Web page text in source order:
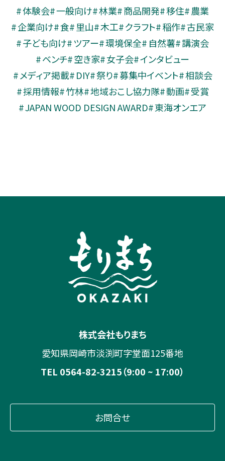
体験会 一般向け 林業 商品開発 移住
農業
企業向け 食 里山 木工 クラフト 稲作 古民家
子ども向け
ツアー 環境保全 自然薯 講演会
ベンチ 空き家 女子会 インタビュー
メディア掲載 DIY 祭り 募集中イベント 相談会
採用情報 竹林 地域おこし協力隊 動画 受賞
JAPAN WOOD DESIGN AWARD 東海オンエア
株式会社もりまち
愛知県岡崎市淡渕町字堂面125番地
TEL 0564-82-3215（9:00 ~ 17:00）
お問合せ